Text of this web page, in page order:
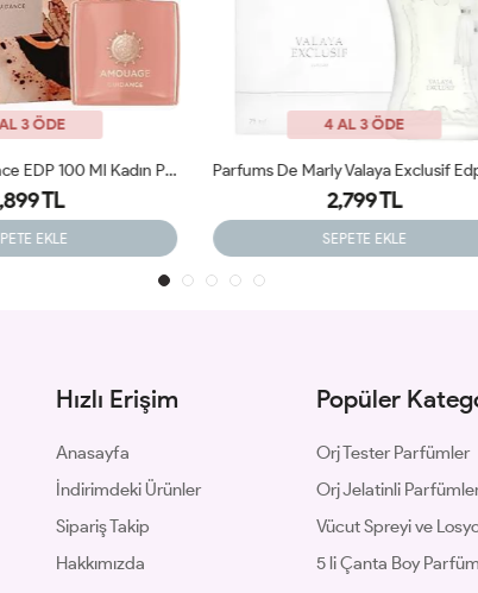
4 AL 3 ÖDE
Parfums De Marly Valaya Exclusif Edp Kadın Parfüm 75 Ml ARC JLT
2,799 TL
SEPETE EKLE
4 AL 3 ÖDE
Prada Paradoxe İntense Edp 90
2,599 TL
SEPETE EKLE
Hızlı Erişim
Anasayfa
İndirimdeki Ürünler
Sipariş Takip
Hakkımızda
Popüler
Orj Tester Parfümler
Orj Jelatinli
Vücut Spreyi ve
5 li Çanta Boy Parfüm